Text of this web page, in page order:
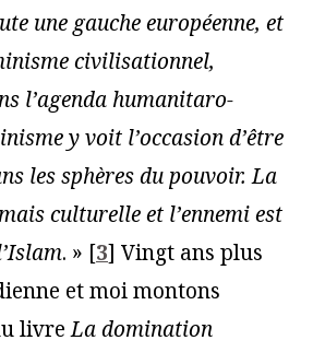
une gauche européenne, et
civilisationnel,
l’agenda humanitaro-
y voit l’occasion d’être
les sphères du pouvoir. La
culturelle et l’ennemi est
. » [3] Vingt ans plus
et moi montons
livreLa domination